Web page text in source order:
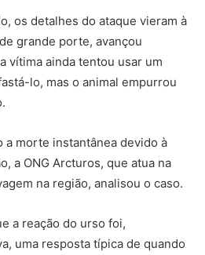
os detalhes do ataque vieram à
grande porte, avançou
vítima ainda tentou usar um
lo, mas o animal empurrou
a morte instantânea devido à
a ONG Arcturos, que atua na
na região, analisou o caso.
a reação do urso foi,
uma resposta típica de quando